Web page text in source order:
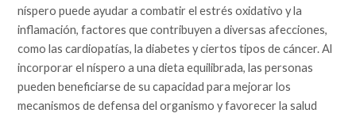
níspero puede ayudar a combatir el estrés oxidativo y la
inflamación, factores que contribuyen a diversas afecciones,
como las cardiopatías, la diabetes y ciertos tipos de cáncer. Al
incorporar el níspero a una dieta equilibrada, las personas
pueden beneficiarse de su capacidad para mejorar los
mecanismos de defensa del organismo y favorecer la salud